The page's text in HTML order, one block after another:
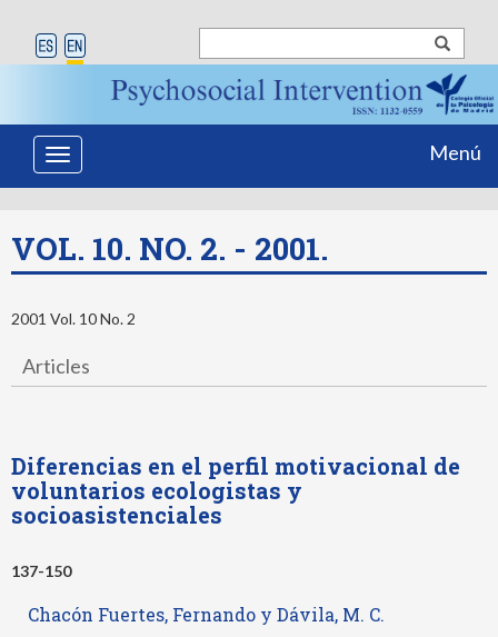
Toggle
navigation
Menú
VOL. 10. NO. 2. - 2001.
2001 Vol. 10 No. 2
Articles
Diferencias en el perfil motivacional de
voluntarios ecologistas y
socioasistenciales
137-150
Chacón Fuertes, Fernando y Dávila, M. C.